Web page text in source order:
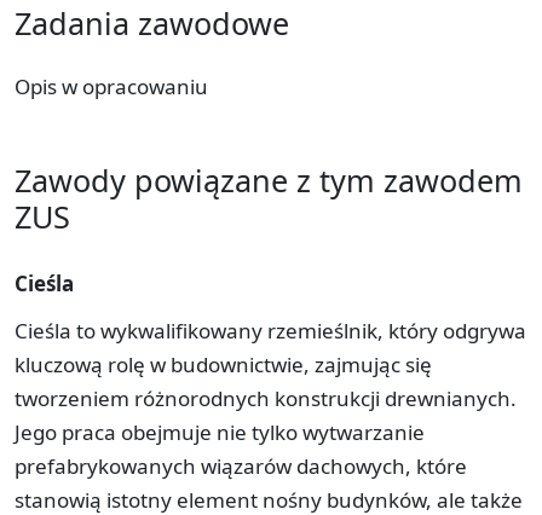
Zadania zawodowe
Opis w opracowaniu
Zawody powiązane z tym zawodem
ZUS
Cieśla
Cieśla to wykwalifikowany rzemieślnik, który odgrywa
kluczową rolę w budownictwie, zajmując się
tworzeniem różnorodnych konstrukcji drewnianych.
Jego praca obejmuje nie tylko wytwarzanie
prefabrykowanych wiązarów dachowych, które
stanowią istotny element nośny budynków, ale także